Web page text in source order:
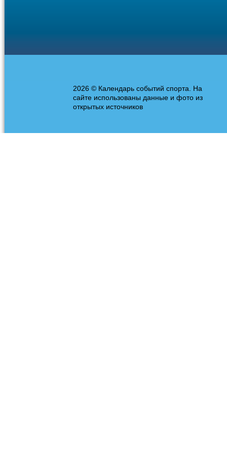
2026 © Календарь событий спорта. На
сайте использованы данные и фото из
открытых источников